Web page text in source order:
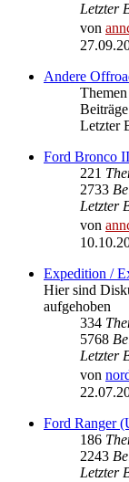
Letzter
von
Andere
Themen
Beiträge
Letzter
Ford Bronco II
221
2733
Letzter
von
Expedition /
Hier sind
aufgehoben
334
5768
Letzter
von
Ford Ranger
186
2243
Letzter